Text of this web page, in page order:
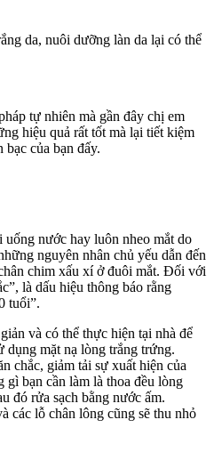
da, nuôi dưỡng làn da lại có thể
tự nhiên mà gần đây chị em
hiệu quả rất tốt mà lại tiết kiệm
của bạn đấy.
nước hay luôn nheo mắt do
nguyên nhân chủ yếu dẫn đến
chim xấu xí ở đuôi mắt. Đối với
là dấu hiệu thông báo rằng
tuổi”.
và có thể thực hiện tại nhà để
dụng mặt nạ lòng trắng trứng.
chắc, giảm tải sự xuất hiện của
gì bạn cần làm là thoa đều lòng
đó rửa sạch bằng nước ấm.
các lỗ chân lông cũng sẽ thu nhỏ